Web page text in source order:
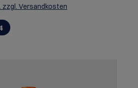
die auf der Haut
Sie verwöhnt die Haut lang
Feuchtigkeit und sorgt für
** In-vitro-Test mit Tan
zzgl. Versandkosten